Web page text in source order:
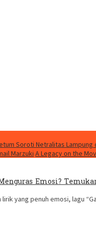
Soroti Netralitas Lampung
Marzuki A Legacy on the
Menguras Emosi?
lirik yang penuh emosi, lagu